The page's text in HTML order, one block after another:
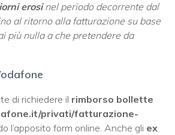
erosinel periodo decorrente dal
al ritorno alla fatturazione su base
più nulla a che pretendere da
di richiedere il rimborso bollette
privati/fatturazione-
l’apposito form online. Anche gli ex